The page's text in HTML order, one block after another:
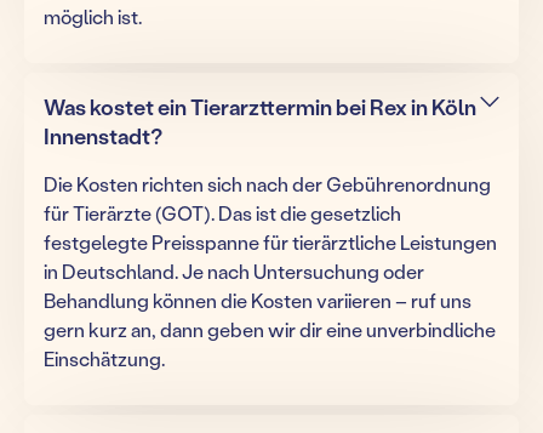
möglich ist.
Was kostet ein Tierarzttermin bei Rex in Köln
Innenstadt?
Die Kosten richten sich nach der Gebührenordnung
für Tierärzte (GOT). Das ist die gesetzlich
festgelegte Preisspanne für tierärztliche Leistungen
in Deutschland. Je nach Untersuchung oder
Behandlung können die Kosten variieren – ruf uns
gern kurz an, dann geben wir dir eine unverbindliche
Einschätzung.